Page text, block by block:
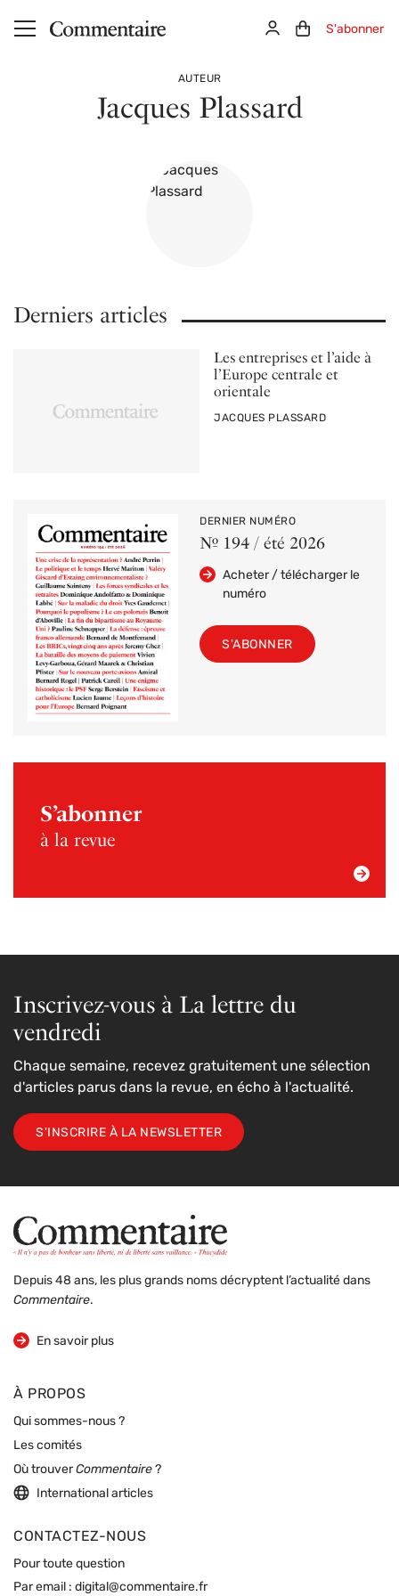
Aller au contenu principal ConnexionPanier (0)
S'abonner
AUTEUR
Jacques Plassard
Derniers articles
Les entreprises et l’aide à
l’Europe centrale et
orientale
PAR
JACQUES PLASSARD
DERNIER NUMÉRO
Nº 194 / été 2026
Acheter / télécharger le
numéro
S'ABONNER
S’abonner
à la revue
Inscrivez-vous à La lettre du
vendredi
Chaque semaine, recevez gratuitement une sélection
d'articles parus dans la revue, en écho à l'actualité.
S'INSCRIRE À LA NEWSLETTER
Depuis 48 ans, les plus grands noms décryptent l’actualité dans
Commentaire.
En savoir plus
sur la revue
À PROPOS
Qui sommes-nous ?
Les comités
Où trouverCommentaire ?
International articles
CONTACTEZ-NOUS
Pour toute question
Par email : digital@commentaire.fr